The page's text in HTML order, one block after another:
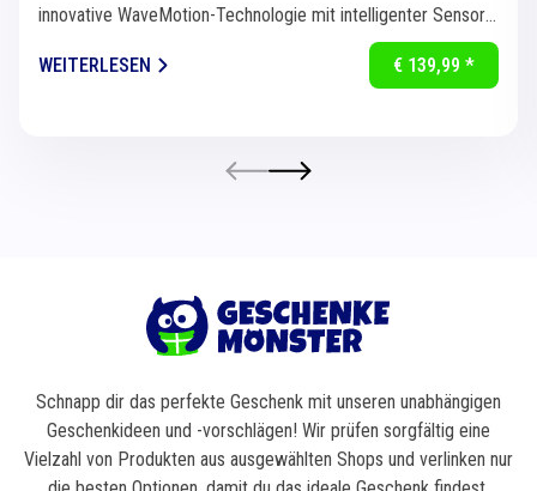
innovative WaveMotion-Technologie mit intelligenter Sensorik
WEITERLESEN
€ 139,99 *
Schnapp dir das perfekte Geschenk mit unseren unabhängigen
Geschenkideen und -vorschlägen! Wir prüfen sorgfältig eine
Vielzahl von Produkten aus ausgewählten Shops und verlinken nur